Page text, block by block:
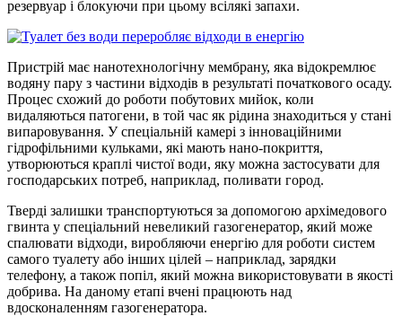
резервуар і блокуючи при цьому всілякі запахи.
Пристрій має нанотехнологічну мембрану, яка відокремлює
водяну пару з частини відходів в результаті початкового осаду.
Процес схожий до роботи побутових мийок, коли
видаляються патогени, в той час як рідина знаходиться у стані
випаровування. У спеціальній камері з інноваційними
гідрофільними кульками, які мають нано-покриття,
утворюються краплі чистої води, яку можна застосувати для
господарських потреб, наприклад, поливати город.
Тверді залишки транспортуються за допомогою архімедового
гвинта у спеціальний невеликий газогенератор, який може
спалювати відходи, виробляючи енергію для роботи систем
самого туалету або інших цілей – наприклад, зарядки
телефону, а також попіл, який можна використовувати в якості
добрива. На даному етапі вчені працюють над
вдосконаленням газогенератора.